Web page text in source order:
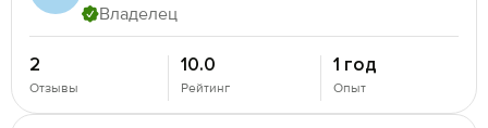
Владелец
2
Отзывы
10.0
Рейтинг
1 год
Опыт